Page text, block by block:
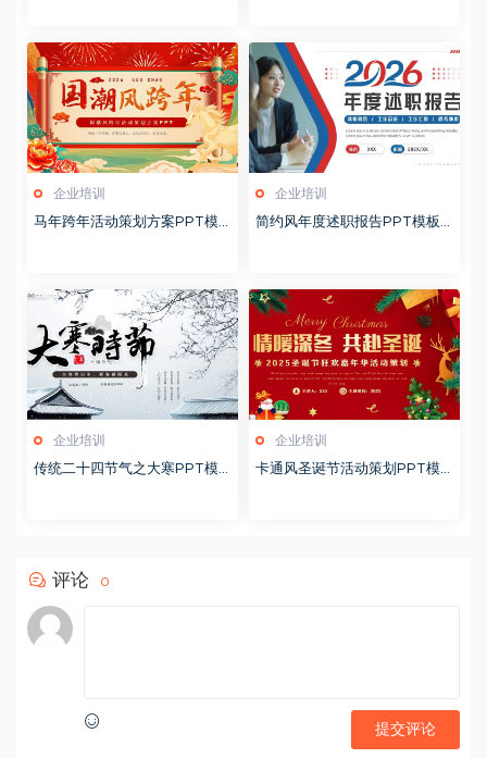
企业培训
马年跨年活动策划方案PPT模
企业培训
简约风年度述职报告PPT模板2
企业培训
传统二十四节气之大寒PPT模
企业培训
卡通风圣诞节活动策划PPT模
评论 0
提交评论